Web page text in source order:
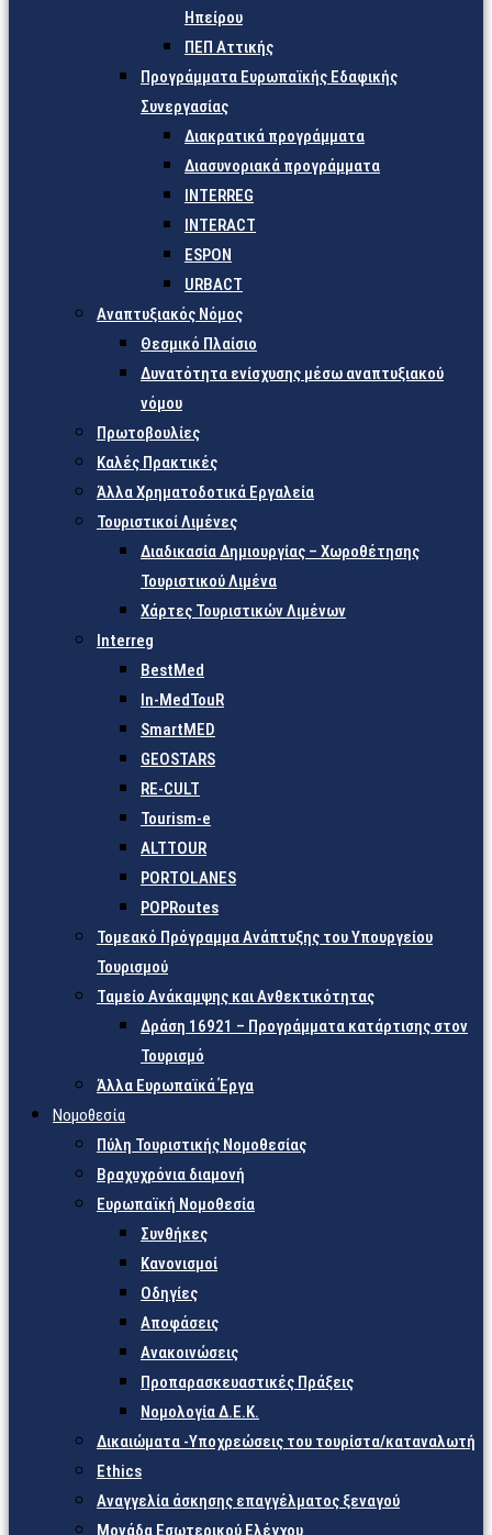
Ηπείρου
ΠΕΠ Αττικής
Προγράμματα Ευρωπαϊκής Εδαφικής
Συνεργασίας
Διακρατικά προγράμματα
Διασυνοριακά προγράμματα
INTERREG
INTERACT
ESPON
URBACT
Αναπτυξιακός Νόμος
Θεσμικό Πλαίσιο
Δυνατότητα ενίσχυσης μέσω αναπτυξιακού
νόμου
Πρωτοβουλίες
Καλές Πρακτικές
Άλλα Χρηματοδοτικά Εργαλεία
Τουριστικοί Λιμένες
Διαδικασία Δημιουργίας – Χωροθέτησης
Τουριστικού Λιμένα
Χάρτες Τουριστικών Λιμένων
Interreg
BestMed
In-MedTouR
SmartMED
GEOSTARS
RE-CULT
Tourism-e
ALTTOUR
PORTOLANES
POPRoutes
Τομεακό Πρόγραμμα Ανάπτυξης του Υπουργείου
Τουρισμού
Ταμείο Ανάκαμψης και Ανθεκτικότητας
Δράση 16921 – Προγράμματα κατάρτισης στον
Τουρισμό
Άλλα Ευρωπαϊκά Έργα
Νομοθεσία
Πύλη Τουριστικής Νομοθεσίας
Βραχυχρόνια διαμονή
Ευρωπαϊκή Νομοθεσία
Συνθήκες
Κανονισμοί
Οδηγίες
Αποφάσεις
Ανακοινώσεις
Προπαρασκευαστικές Πράξεις
Νομολογία Δ.Ε.Κ.
Δικαιώματα -Υποχρεώσεις του τουρίστα/καταναλωτή
Ethics
Αναγγελία άσκησης επαγγέλματος ξεναγού
Μονάδα Εσωτερικού Ελέγχου